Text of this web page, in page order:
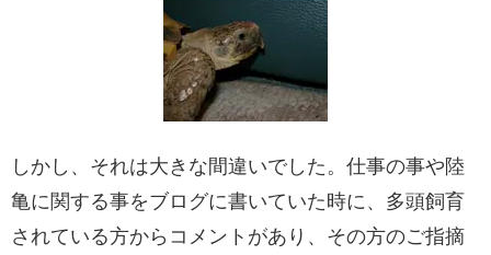
しかし、それは大きな間違いでした。仕事の事や陸
亀に関する事をブログに書いていた時に、多頭飼育
されている方からコメントがあり、その方のご指摘